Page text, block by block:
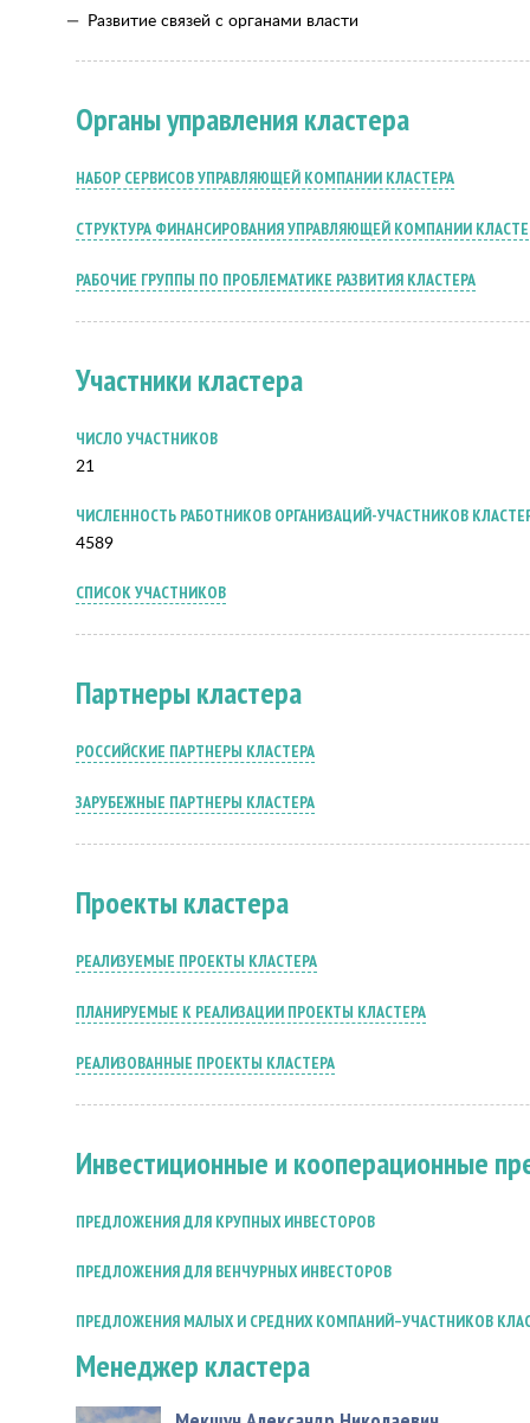
Развитие связей с органами власти
Органы управления кластера
НАБОР СЕРВИСОВ УПРАВЛЯЮЩЕЙ КОМПАНИИ КЛАСТЕРА
СТРУКТУРА ФИНАНСИРОВАНИЯ УПРАВЛЯЮЩЕЙ КОМПАНИИ
РАБОЧИЕ ГРУППЫ ПО ПРОБЛЕМАТИКЕ РАЗВИТИЯ КЛАСТЕРА
Участники кластера
ЧИСЛО УЧАСТНИКОВ
21
ЧИСЛЕННОСТЬ РАБОТНИКОВ ОРГАНИЗАЦИЙ-УЧАСТНИКОВ
4589
СПИСОК УЧАСТНИКОВ
Партнеры кластера
РОССИЙСКИЕ ПАРТНЕРЫ КЛАСТЕРА
ЗАРУБЕЖНЫЕ ПАРТНЕРЫ КЛАСТЕРА
Проекты кластера
РЕАЛИЗУЕМЫЕ ПРОЕКТЫ КЛАСТЕРА
ПЛАНИРУЕМЫЕ К РЕАЛИЗАЦИИ ПРОЕКТЫ КЛАСТЕРА
РЕАЛИЗОВАННЫЕ ПРОЕКТЫ КЛАСТЕРА
Инвестиционные и кооперационные
ПРЕДЛОЖЕНИЯ ДЛЯ КРУПНЫХ ИНВЕСТОРОВ
ПРЕДЛОЖЕНИЯ ДЛЯ ВЕНЧУРНЫХ ИНВЕСТОРОВ
ПРЕДЛОЖЕНИЯ МАЛЫХ И СРЕДНИХ КОМПАНИЙ–УЧАСТНИКОВ
Менеджер кластера